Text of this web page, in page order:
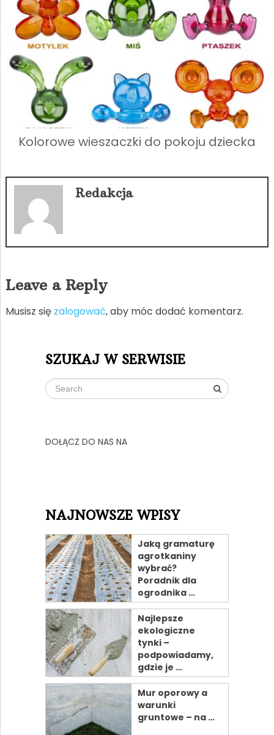
Kolorowe wieszaczki do pokoju dziecka
Redakcja
Leave a Reply
Musisz się zalogować, aby móc dodać komentarz.
SZUKAJ W SERWISIE
DOŁĄCZ DO NAS NA
NAJNOWSZE WPISY
Jaką gramaturę
agrotkaniny
wybrać?
Poradnik dla
ogrodnika …
Najlepsze
ekologiczne
tynki –
podpowiadamy,
gdzie je …
Mur oporowy a
warunki
gruntowe – na …